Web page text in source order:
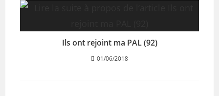
Ils ont rejoint ma PAL (92)
01/06/2018